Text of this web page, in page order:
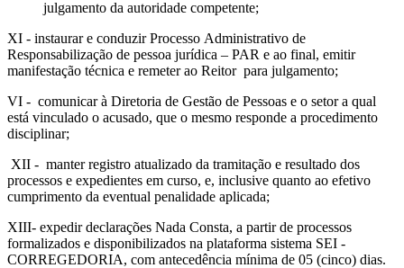
julgamento da autoridade competente;
XI - instaurar e conduzir Processo Administrativo de
Responsabilização de pessoa jurídica – PAR e ao final, emitir
manifestação técnica e remeter ao Reitor para julgamento;
VI - comunicar à Diretoria de Gestão de Pessoas e o setor a qual
está vinculado o acusado, que o mesmo responde a procedimento
disciplinar;
XII - manter registro atualizado da tramitação e resultado dos
processos e expedientes em curso, e, inclusive quanto ao efetivo
cumprimento da eventual penalidade aplicada;
XIII- expedir declarações Nada Consta, a partir de processos
formalizados e disponibilizados na plataforma sistema SEI -
CORREGEDORIA, com antecedência mínima de 05 (cinco) dias.